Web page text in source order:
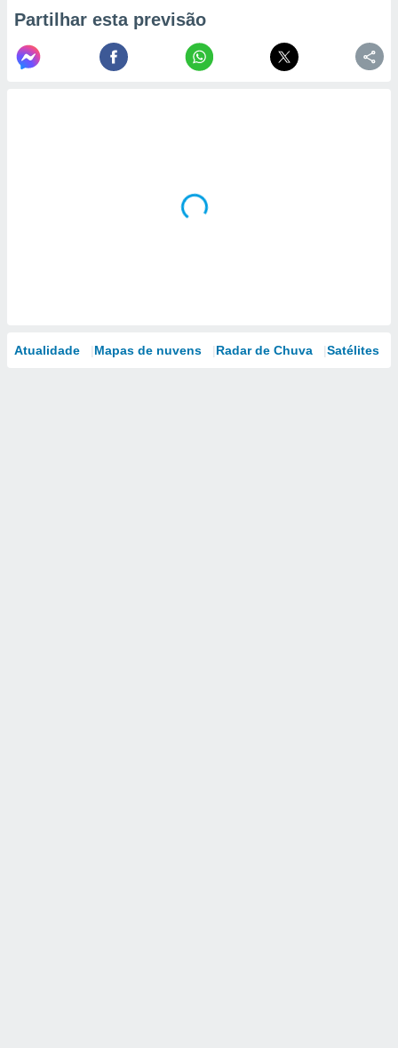
Partilhar esta previsão
Atualidade Mapas de nuvens Radar de Chuva Satélites